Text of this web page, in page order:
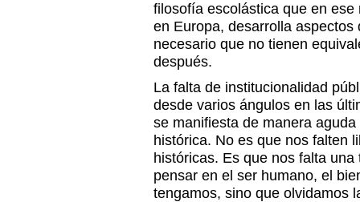
filosofía escolástica que en
en Europa, desarrolla
necesario que no tienen
después.
La falta de institucionalidad
desde varios ángulos en las
se manifiesta de manera
histórica. No es que nos falten
históricas. Es que nos falta
pensar en el ser humano, el
tengamos, sino que olvidamos